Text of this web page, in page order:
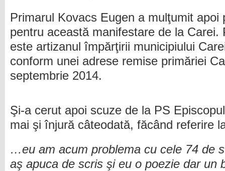
Primarul Kovacs Eugen a mulţumit apoi
pentru această manifestare de la
este artizanul împărţirii municipiului
conform unei adrese remise primăriei
septembrie 2014.
Şi-a cerut apoi scuze de la PS
mai şi înjură câteodată, făcând referire
…eu am acum problema cu cele 74 de
aş apuca de scris şi eu o poezie dar un